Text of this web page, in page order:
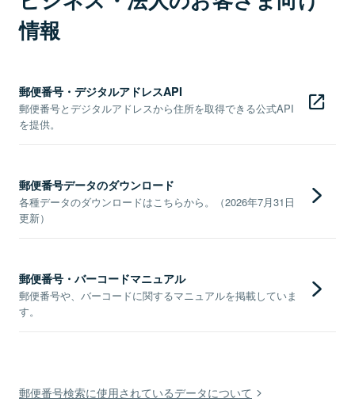
情報
郵便番号・デジタルアドレスAPI
郵便番号とデジタルアドレスから住所を取得できる公式API
を提供。
郵便番号データのダウンロード
各種データのダウンロードはこちらから。（2026年7月31日
更新）
郵便番号・バーコードマニュアル
郵便番号や、バーコードに関するマニュアルを掲載していま
す。
郵便番号検索に使用されているデータについて